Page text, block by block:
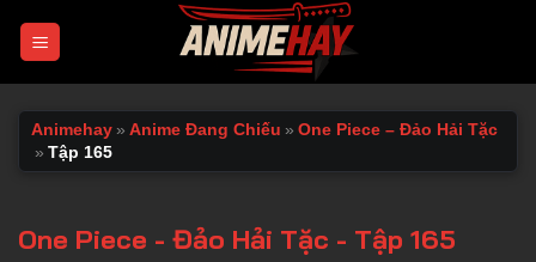
Animehay » Anime Đang Chiếu » One Piece – Đảo Hải Tặc
» Tập 165
One Piece - Đảo Hải Tặc - Tập 165